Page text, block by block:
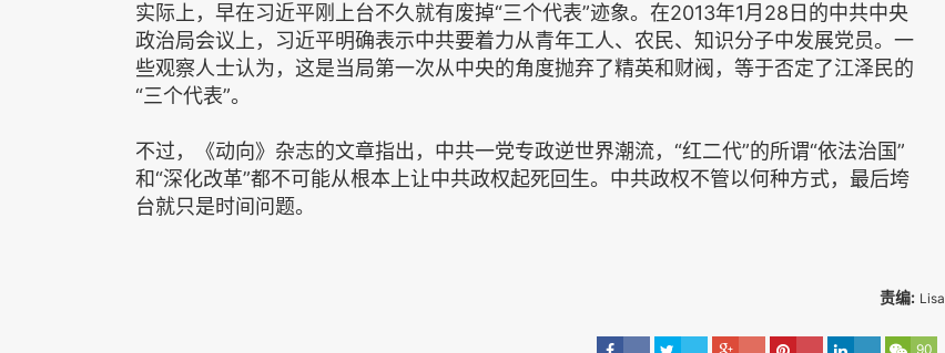
实际上，早在习近平刚上台不久就有废掉“三个代表”迹象。在2013年1月28日的中共中央
政治局会议上，习近平明确表示中共要着力从青年工人、农民、知识分子中发展党员。一
些观察人士认为，这是当局第一次从中央的角度抛弃了精英和财阀，等于否定了江泽民的
“三个代表”。
不过，《动向》杂志的文章指出，中共一党专政逆世界潮流，“红二代”的所谓“依法治国”
和“深化改革”都不可能从根本上让中共政权起死回生。中共政权不管以何种方式，最后垮
台就只是时间问题。
责编: Lisa
90